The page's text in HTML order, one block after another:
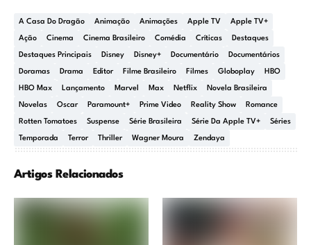
A Casa Do Dragão Animação Animações Apple TV Apple TV+
Ação Cinema Cinema Brasileiro Comédia Críticas Destaques
Destaques Principais Disney Disney+ Documentário Documentários
Doramas Drama Editor Filme Brasileiro Filmes Globoplay HBO
HBO Max Lançamento Marvel Max Netflix Novela Brasileira
Novelas Oscar Paramount+ Prime Video Reality Show Romance
Rotten Tomatoes Suspense Série Brasileira Série Da Apple TV+ Séries
Temporada Terror Thriller Wagner Moura Zendaya
Artigos Relacionados